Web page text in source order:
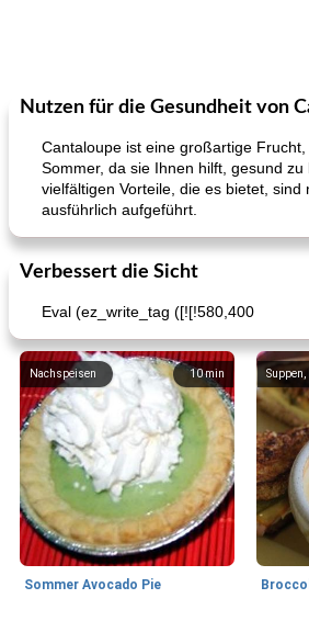
Nutzen für die Gesundheit von
Cantaloupe ist eine großartige
Sommer, da sie Ihnen hilft, gesund zu
vielfältigen Vorteile, die es bietet, sind
ausführlich aufgeführt.
Verbessert die Sicht
Eval (ez_write_tag ([![!580,400
10min
Nachspeisen
Sommer Avocado Pie